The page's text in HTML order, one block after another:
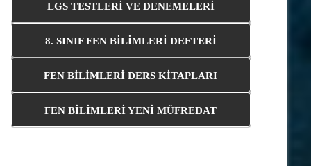
LGS TESTLERİ VE DENEMELERİ
8. SINIF FEN BİLİMLERİ DEFTERİ
FEN BİLİMLERİ DERS KİTAPLARI
FEN BİLİMLERİ YENİ MÜFREDAT